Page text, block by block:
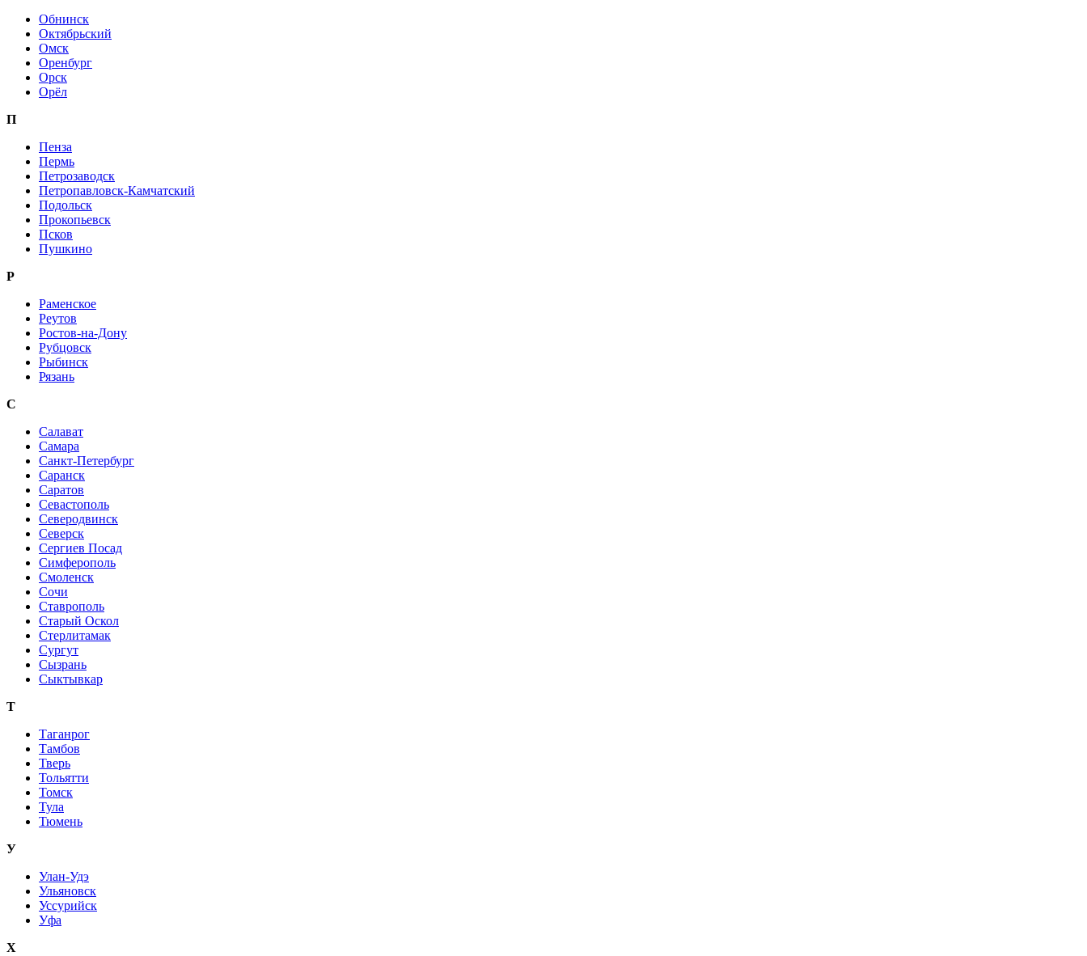
Обнинск
Октябрьский
Омск
Оренбург
Орск
Орёл
П
Пенза
Пермь
Петрозаводск
Петропавловск-Камчатский
Подольск
Прокопьевск
Псков
Пушкино
Р
Раменское
Реутов
Ростов-на-Дону
Рубцовск
Рыбинск
Рязань
С
Салават
Самара
Санкт-Петербург
Саранск
Саратов
Севастополь
Северодвинск
Северск
Сергиев Посад
Симферополь
Смоленск
Сочи
Ставрополь
Старый Оскол
Стерлитамак
Сургут
Сызрань
Сыктывкар
Т
Таганрог
Тамбов
Тверь
Тольятти
Томск
Тула
Тюмень
У
Улан-Удэ
Ульяновск
Уссурийск
Уфа
Х